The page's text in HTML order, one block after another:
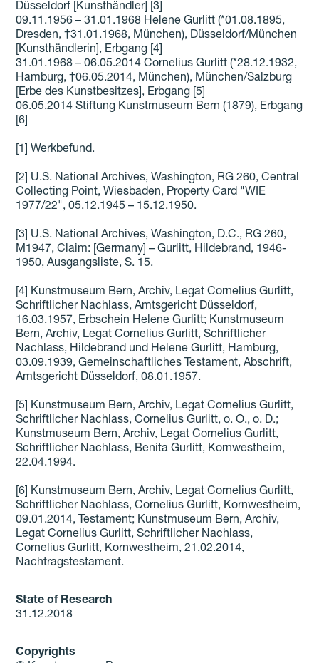
Düsseldorf [Kunsthändler] [3]
09.11.1956 – 31.01.1968 Helene Gurlitt (*01.08.1895,
Dresden, †31.01.1968, München), Düsseldorf/München
[Kunsthändlerin], Erbgang [4]
31.01.1968 – 06.05.2014 Cornelius Gurlitt (*28.12.1932,
Hamburg, †06.05.2014, München), München/Salzburg
[Erbe des Kunstbesitzes], Erbgang [5]
06.05.2014 Stiftung Kunstmuseum Bern (1879), Erbgang
[6]
[1] Werkbefund.
[2] U.S. National Archives, Washington, RG 260, Central
Collecting Point, Wiesbaden, Property Card "WIE
1977/22", 05.12.1945 – 15.12.1950.
[3] U.S. National Archives, Washington, D.C., RG 260,
M1947, Claim: [Germany] – Gurlitt, Hildebrand, 1946-
1950, Ausgangsliste, S. 15.
[4] Kunstmuseum Bern, Archiv, Legat Cornelius Gurlitt,
Schriftlicher Nachlass, Amtsgericht Düsseldorf,
16.03.1957, Erbschein Helene Gurlitt; Kunstmuseum
Bern, Archiv, Legat Cornelius Gurlitt, Schriftlicher
Nachlass, Hildebrand und Helene Gurlitt, Hamburg,
03.09.1939, Gemeinschaftliches Testament, Abschrift,
Amtsgericht Düsseldorf, 08.01.1957.
[5] Kunstmuseum Bern, Archiv, Legat Cornelius Gurlitt,
Schriftlicher Nachlass, Cornelius Gurlitt, o. O., o. D.;
Kunstmuseum Bern, Archiv, Legat Cornelius Gurlitt,
Schriftlicher Nachlass, Benita Gurlitt, Kornwestheim,
22.04.1994.
[6] Kunstmuseum Bern, Archiv, Legat Cornelius Gurlitt,
Schriftlicher Nachlass, Cornelius Gurlitt, Kornwestheim,
09.01.2014, Testament; Kunstmuseum Bern, Archiv,
Legat Cornelius Gurlitt, Schriftlicher Nachlass,
Cornelius Gurlitt, Kornwestheim, 21.02.2014,
Nachtragstestament.
State of Research
31.12.2018
Copyrights